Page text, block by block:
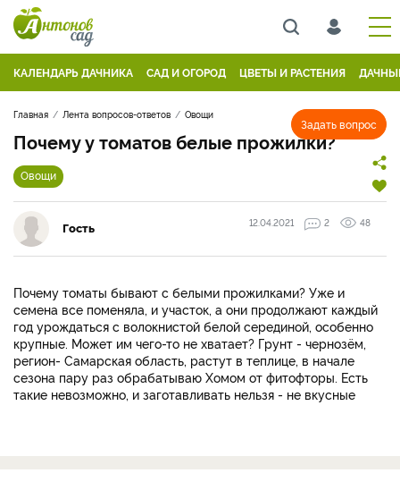
КАЛЕНДАРЬ ДАЧНИКА САД И ОГОРОД ЦВЕТЫ И РАСТЕНИЯ
Задать вопрос
Главная Лента вопросов-ответов Овощи
Почему у томатов белые прожилки?
Овощи
Гость 12.04.2021 2 48
Почему томаты бывают с белыми прожилками? Уже и
семена все поменяла, и участок, а они продолжают каждый
год урождаться с волокнистой белой серединой, особенно
крупные. Может им чего-то не хватает? Грунт - чернозём,
регион- Самарская область, растут в теплице, в начале
сезона пару раз обрабатываю Хомом от фитофторы. Есть
такие невозможно, и заготавливать нельзя - не вкусные